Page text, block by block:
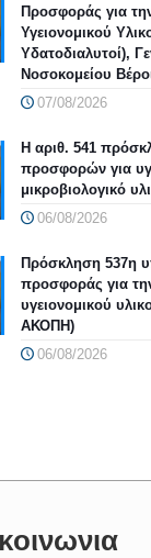
Προσφοράς για
Υγειονομικού
Υδατοδιαλυτοί),
Νοσοκομείου
07/08/2026
Η αριθ. 541
προσφορών για
μικροβιολογικό
06/08/2026
Πρόσκληση 537η
προσφοράς για
υγειονομικού
ΑΚΟΠΗ)
06/08/2026